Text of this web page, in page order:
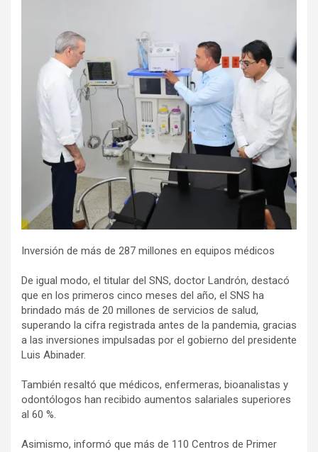
Inversión de más de 287 millones en equipos médicos
De igual modo, el titular del SNS, doctor Landrón, destacó
que en los primeros cinco meses del año, el SNS ha
brindado más de 20 millones de servicios de salud,
superando la cifra registrada antes de la pandemia, gracias
a las inversiones impulsadas por el gobierno del presidente
Luis Abinader.
También resaltó que médicos, enfermeras, bioanalistas y
odontólogos han recibido aumentos salariales superiores
al 60 %.
Asimismo, informó que más de 110 Centros de Primer